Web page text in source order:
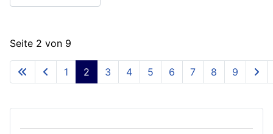
Seite 2 von 9
1 2 3 4 5 6 7 8 9